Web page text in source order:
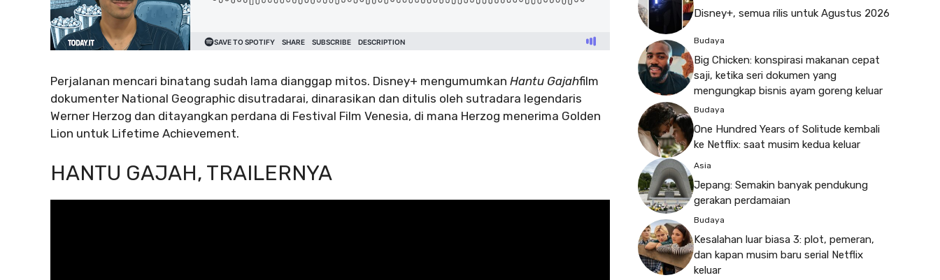
Perjalanan mencari binatang sudah lama dianggap mitos. Disney+ mengumumkan Hantu Gajahfilm
dokumenter National Geographic disutradarai, dinarasikan dan ditulis oleh sutradara legendaris
Werner Herzog dan ditayangkan perdana di Festival Film Venesia, di mana Herzog menerima Golden
Lion untuk Lifetime Achievement.
HANTU GAJAH, TRAILERNYA
Disney+, semua rilis untuk Agustus 2026
Budaya
Big Chicken: konspirasi makanan cepat
saji, ketika seri dokumen yang
mengungkap bisnis ayam goreng keluar
Budaya
One Hundred Years of Solitude kembali
ke Netflix: saat musim kedua keluar
Asia
Jepang: Semakin banyak pendukung
gerakan perdamaian
Budaya
Kesalahan luar biasa 3: plot, pemeran,
dan kapan musim baru serial Netflix
keluar